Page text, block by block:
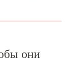
они